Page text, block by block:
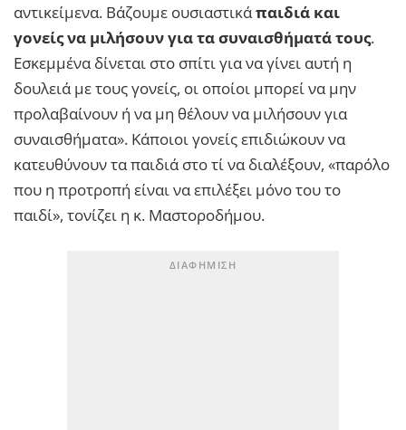
αντικείμενα. Βάζουμε ουσιαστικάπαιδιά και
γονείς να μιλήσουν για τα συναισθήματά τους.
Εσκεμμένα δίνεται στο σπίτι για να γίνει αυτή η
δουλειά με τους γονείς, οι οποίοι μπορεί να μην
προλαβαίνουν ή να μη θέλουν να μιλήσουν για
συναισθήματα». Κάποιοι γονείς επιδιώκουν να
κατευθύνουν τα παιδιά στο τί να διαλέξουν, «παρόλο
που η προτροπή είναι να επιλέξει μόνο του το
παιδί», τονίζει η κ. Μαστοροδήμου.